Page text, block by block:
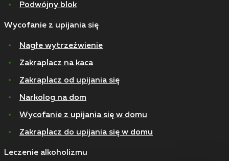
Podwójny blok
Wycofanie z upijania się
Nagłe wytrzeźwienie
Zakraplacz na kaca
Zakraplacz od upijania się
Narkolog na dom
Wycofanie z upijania się w domu
Zakraplacz do upijania się w domu
Leczenie alkoholizmu